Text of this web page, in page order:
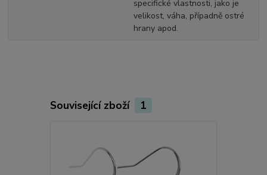
specifické vlastnosti, jako je
velikost, váha, případně ostré
hrany apod.
Související zboží 1